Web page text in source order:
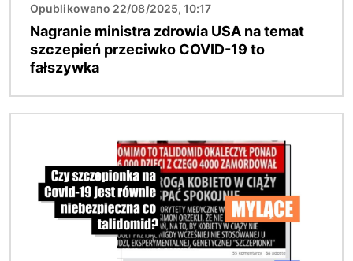
Opublikowano 22/08/2025, 10:17
Nagranie ministra zdrowia USA na temat
szczepień przeciwko COVID-19 to
fałszywka